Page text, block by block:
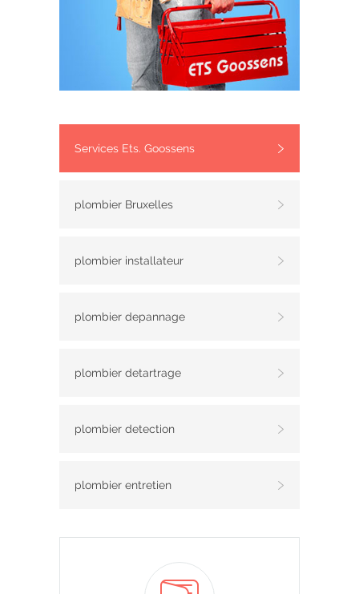
Services Ets. Goossens
plombier Bruxelles
plombier installateur
plombier depannage
plombier detartrage
plombier detection
plombier entretien